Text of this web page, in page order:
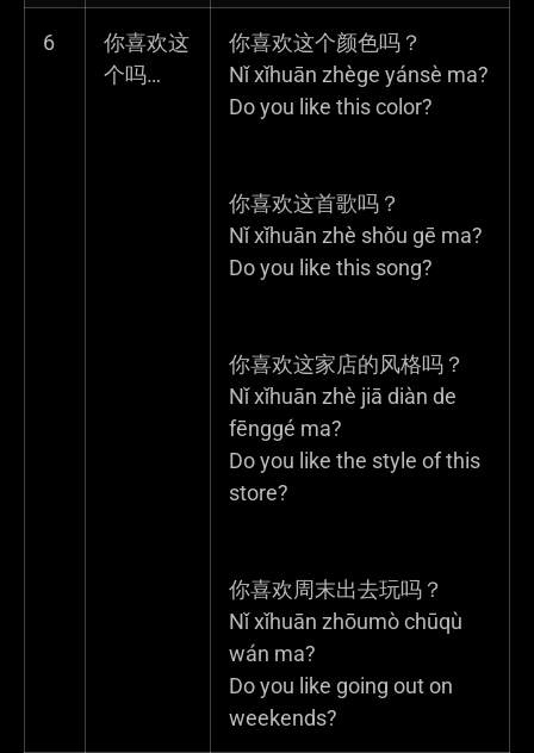
6
你喜欢这
个吗…
你喜欢这个颜色吗？
Nǐ xǐhuān zhège yánsè ma?
Do you like this color?
你喜欢这首歌吗？
Nǐ xǐhuān zhè shǒu gē ma?
Do you like this song?
你喜欢这家店的风格吗？
Nǐ xǐhuān zhè jiā diàn de
fēnggé ma?
Do you like the style of this
store?
你喜欢周末出去玩吗？
Nǐ xǐhuān zhōumò chūqù
wán ma?
Do you like going out on
weekends?